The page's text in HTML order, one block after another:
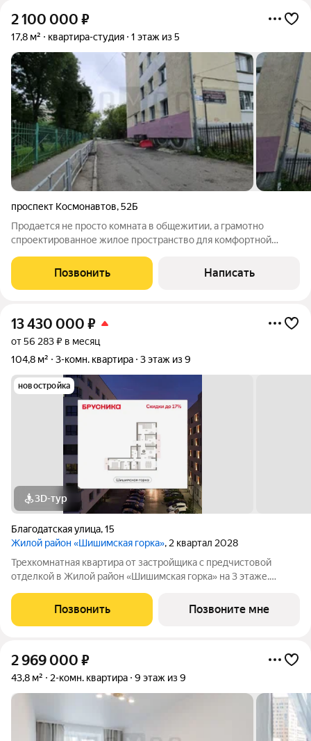
2 100 000 ₽
17,8 м² квартира-студия 1 этаж из 5
проспект Космонавтов,52Б
Продается не просто комната в общежитии, а грамотно
спроектированное жилое пространство для комфортной
квартиры по цене комнаты. Планировка, которой нет аналогов:
Отдельная жилая комната: У вас будет
Позвонить Написать
13 430 000 ₽
от 56 283 ₽ в месяц
104,8 м²
3-комн. квартира 3 этаж из 9
новостройка
3D-тур
Благодатская улица,15
Жилой район «Шишимская горка», 2 квартал 2028
Трехкомнатная квартира от застройщика с предчистовой
отделкой в Жилой район «Шишимская горка» на 3 этаже.
просторной кухни-столовой: 33.7 кв.м. Квартира - распашонка,
выxoдит oкнaми нa oбe
Позвонить Позвоните мне
2 969 000 ₽
43,8 м² 2-комн. квартира 9 этаж из 9